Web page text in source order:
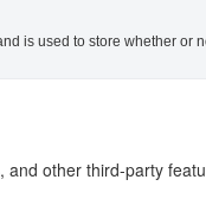
is used to store whether or
and other third-party